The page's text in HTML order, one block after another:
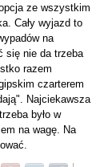
ze wszystkim
Cały wyjazd to
na
się nie da trzeba
razem
czarterem
Najciekawsza
było w
na wagę. Na